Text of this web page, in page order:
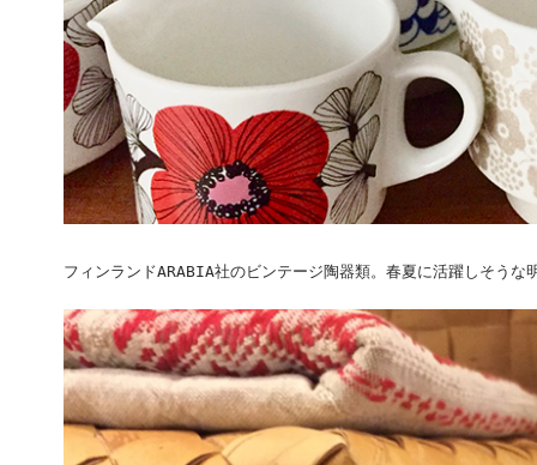
フィンランドARABIA社のビンテージ陶器類。春夏に活躍しそうな